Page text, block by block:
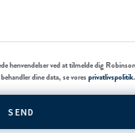
henvendelser ved at tilmelde dig
dine data, se voresprivatlivspolitik.